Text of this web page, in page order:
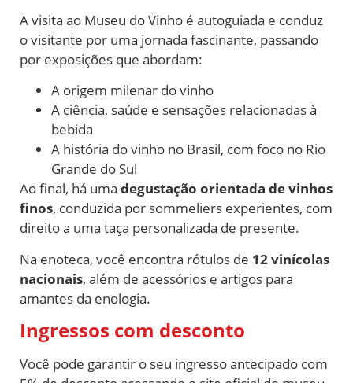
A visita ao Museu do Vinho é autoguiada e conduz
o visitante por uma jornada fascinante, passando
por exposições que abordam:
A origem milenar do vinho
A ciência, saúde e sensações relacionadas à
bebida
A história do vinho no Brasil, com foco no Rio
Grande do Sul
Ao final, há uma degustação orientada de vinhos
finos, conduzida por sommeliers experientes, com
direito a uma taça personalizada de presente.
Na enoteca, você encontra rótulos de 12 vinícolas
nacionais, além de acessórios e artigos para
amantes da enologia.
Ingressos com desconto
Você pode garantir o seu ingresso antecipado com